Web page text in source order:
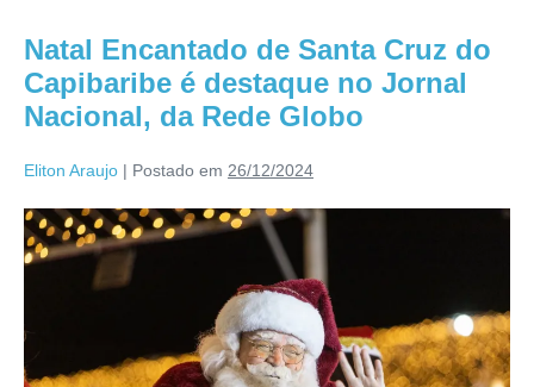
Natal Encantado de Santa Cruz do
Capibaribe é destaque no Jornal
Nacional, da Rede Globo
Eliton Araujo | Postado em 26/12/2024